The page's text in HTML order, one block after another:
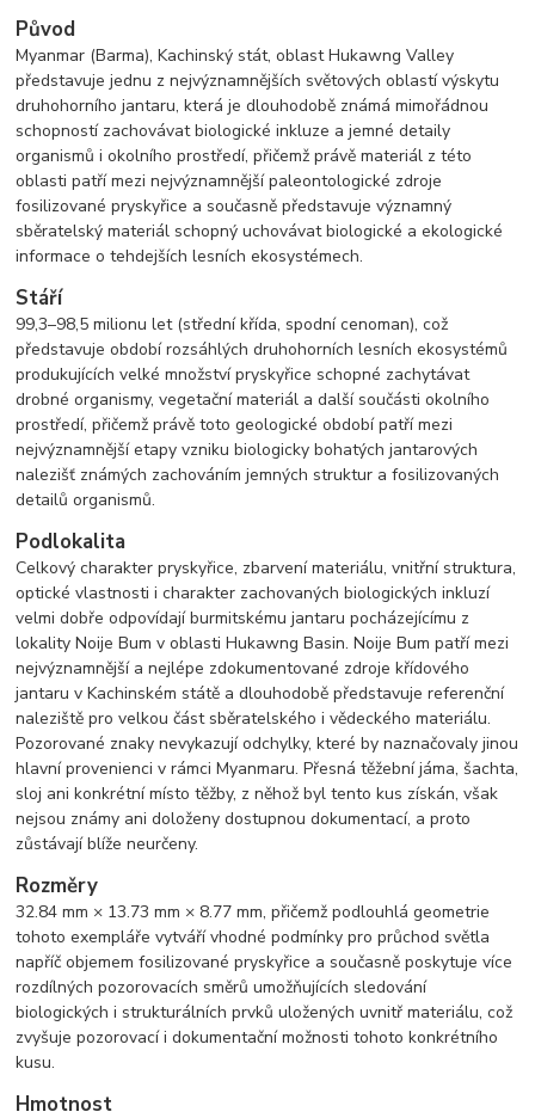
Původ
Myanmar (Barma), Kachinský stát, oblast Hukawng Valley
představuje jednu z nejvýznamnějších světových oblastí výskytu
druhohorního jantaru, která je dlouhodobě známá mimořádnou
schopností zachovávat biologické inkluze a jemné detaily
organismů i okolního prostředí, přičemž právě materiál z této
oblasti patří mezi nejvýznamnější paleontologické zdroje
fosilizované pryskyřice a současně představuje významný
sběratelský materiál schopný uchovávat biologické a ekologické
informace o tehdejších lesních ekosystémech.
Stáří
99,3–98,5 milionu let (střední křída, spodní cenoman), což
představuje období rozsáhlých druhohorních lesních ekosystémů
produkujících velké množství pryskyřice schopné zachytávat
drobné organismy, vegetační materiál a další součásti okolního
prostředí, přičemž právě toto geologické období patří mezi
nejvýznamnější etapy vzniku biologicky bohatých jantarových
nalezišť známých zachováním jemných struktur a fosilizovaných
detailů organismů.
Podlokalita
Celkový charakter pryskyřice, zbarvení materiálu, vnitřní struktura,
optické vlastnosti i charakter zachovaných biologických inkluzí
velmi dobře odpovídají burmitskému jantaru pocházejícímu z
lokality Noije Bum v oblasti Hukawng Basin. Noije Bum patří mezi
nejvýznamnější a nejlépe zdokumentované zdroje křídového
jantaru v Kachinském státě a dlouhodobě představuje referenční
naleziště pro velkou část sběratelského i vědeckého materiálu.
Pozorované znaky nevykazují odchylky, které by naznačovaly jinou
hlavní provenienci v rámci Myanmaru. Přesná těžební jáma, šachta,
sloj ani konkrétní místo těžby, z něhož byl tento kus získán, však
nejsou známy ani doloženy dostupnou dokumentací, a proto
zůstávají blíže neurčeny.
Rozměry
32.84 mm × 13.73 mm × 8.77 mm, přičemž podlouhlá geometrie
tohoto exempláře vytváří vhodné podmínky pro průchod světla
napříč objemem fosilizované pryskyřice a současně poskytuje více
rozdílných pozorovacích směrů umožňujících sledování
biologických i strukturálních prvků uložených uvnitř materiálu, což
zvyšuje pozorovací i dokumentační možnosti tohoto konkrétního
kusu.
Hmotnost